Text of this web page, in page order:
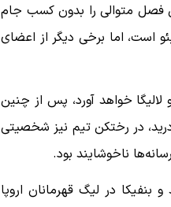
فصل متوالی را بدون کسب جام
است، اما برخی دیگر از اعضای
لالیگا خواهد آورد، پس از چنین
در رختکن تیم نیز شخصیتی
ناخوشایند بود.
بنفیکا در لیگ قهرمانان اروپا